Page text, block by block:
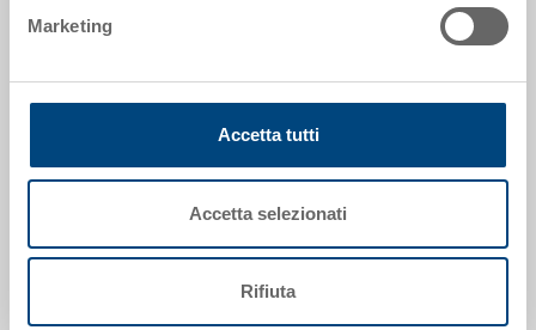
Marketing
Accetta tutti
Accetta selezionati
Rifiuta
Contenitore EUROTEC, PP, blu luce RAL 5012, esterno
600x400x170 mm, interno 565x365x155 mm, 32.0 l,
passanti e 2 impugnature a conchiglia, scanalatura
per forche aperta, punti di presa orizzontale aperti,